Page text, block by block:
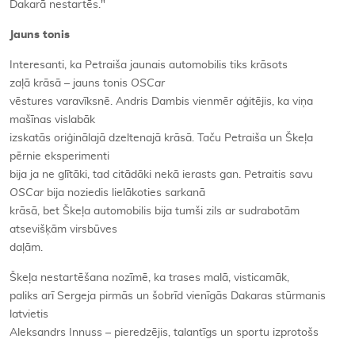
Dakarā nestartēs."
Jauns tonis
Interesanti, ka Petraiša jaunais automobilis tiks krāsots
zaļā krāsā – jauns tonis OSCar
vēstures varavīksnē. Andris Dambis vienmēr aģitējis, ka viņa
mašīnas vislabāk
izskatās oriģinālajā dzeltenajā krāsā. Taču Petraiša un Škeļa
pērnie eksperimenti
bija ja ne glītāki, tad citādāki nekā ierasts gan. Petraitis savu
OSCarbija noziedis lielākoties sarkanā
krāsā, bet Škeļa automobilis bija tumši zils ar sudrabotām
atsevišķām virsbūves
daļām.
Škeļa nestartēšana nozīmē, ka trases malā, visticamāk,
paliks arī Sergeja pirmās un šobrīd vienīgās Dakaras stūrmanis
latvietis
Aleksandrs Innuss – pieredzējis, talantīgs un sportu izprotošs